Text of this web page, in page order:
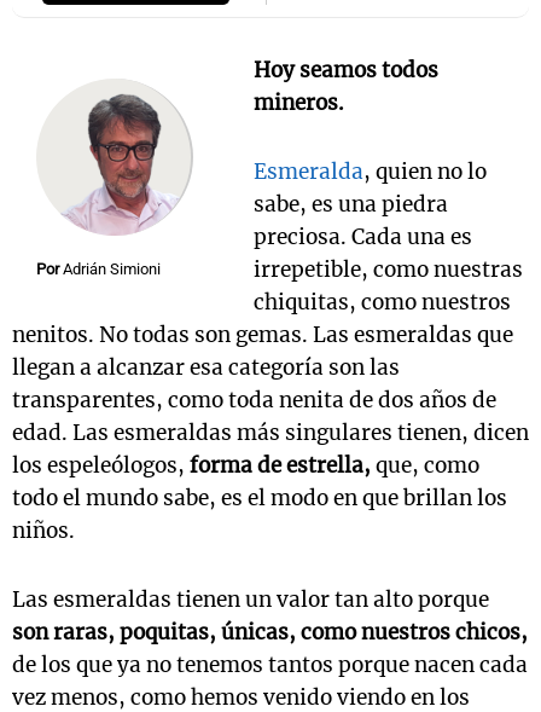
Por Adrián Simioni
Hoy seamos todos
mineros.
Esmeralda, quien no lo
sabe, es una piedra
preciosa. Cada una es
irrepetible, como nuestras
chiquitas, como nuestros
nenitos. No todas son gemas. Las esmeraldas que
llegan a alcanzar esa categoría son las
transparentes, como toda nenita de dos años de
edad. Las esmeraldas más singulares tienen, dicen
los espeleólogos, forma de estrella, que, como
todo el mundo sabe, es el modo en que brillan los
niños.
Las esmeraldas tienen un valor tan alto porque
son raras, poquitas, únicas, como nuestros chicos,
de los que ya no tenemos tantos porque nacen cada
vez menos, como hemos venido viendo en los